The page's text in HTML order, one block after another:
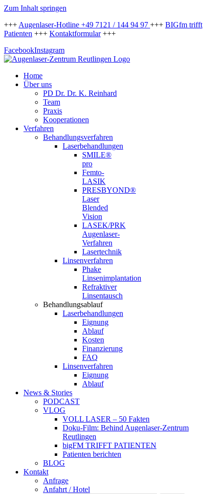
Zum Inhalt springen
+++ Augenlaser-Hotline +49 7121 / 144 94 97 +++ BIGfm trifft
Patienten +++ Kontaktformular+++
FacebookInstagram
Home
Über uns
PD Dr. Dr. K. Reinhard
Team
Praxis
Kooperationen
Verfahren
Behandlungsverfahren
Laserbehandlungen
SMILE®
pro
Femto-
LASIK
PRESBYOND®
Laser
Blended
Vision
LASEK/PRK
Augenlaser-
Verfahren
Lasertechnik
Linsenverfahren
Phake
Linsenimplantation
Refraktiver
Linsentausch
Behandlungsablauf
Laserbehandlungen
Eignung
Ablauf
Kosten
Finanzierung
FAQ
Linsenverfahren
Eignung
Ablauf
News & Stories
PODCAST
VLOG
VOLL LASER – 50 Fakten
Doku-Film: Behind Augenlaser-Zentrum
Reutlingen
bigFM TRIFFT PATIENTEN
Patienten berichten
BLOG
Kontakt
Anfrage
Anfahrt / Hotel